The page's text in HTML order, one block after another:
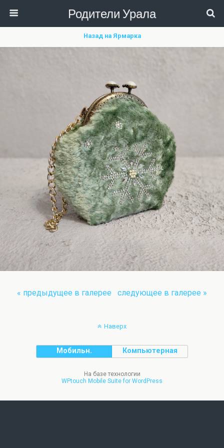
Родители Урала
Назад на Ярмарка
« предыдущее в галерее следующее в галерее »
Наверх
Мобильн. Компьютерная
На базе технологии
WPtouch Mobile Suite for WordPress